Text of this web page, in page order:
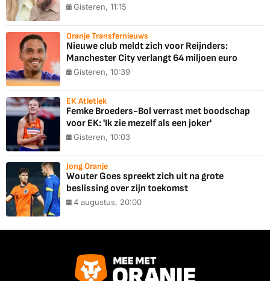
Gisteren, 11:15
Oranje Transfernieuws
Nieuwe club meldt zich voor Reijnders:
Manchester City verlangt 64 miljoen euro
Gisteren, 10:39
EK Atletiek
Femke Broeders-Bol verrast met boodschap
voor EK: 'Ik zie mezelf als een joker'
Gisteren, 10:03
Jong Oranje
Wouter Goes spreekt zich uit na grote
beslissing over zijn toekomst
4 augustus, 20:00